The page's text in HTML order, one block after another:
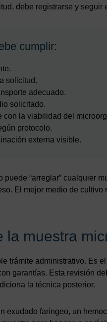
debe registrarse y seguir
cumplir:
solicitud.
adecuado.
solicitado.
con la viabilidad del
protocolo.
externa visible.
“arreglar” cualquier
El mejor medio de cultivo
la muestra
trámite administrativo. Es
garantías. Esta revisión
la técnica posterior.
exudado faríngeo, un